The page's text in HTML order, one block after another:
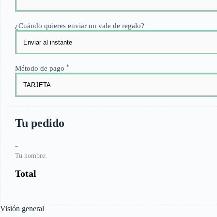
¿Cuándo quieres enviar un vale de regalo?
Método de pago *
Tu pedido
-
Tu nombre:
Total
Visión general